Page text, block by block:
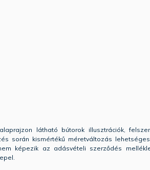
látható bútorok illusztrációk,
során kismértékű méretváltozás
képezik az adásvételi szerződés